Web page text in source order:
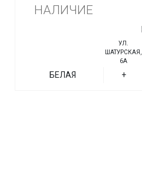
НАЛИЧИЕ
УЛ.
ШАТУРСКАЯ,
6А
БЕЛАЯ +